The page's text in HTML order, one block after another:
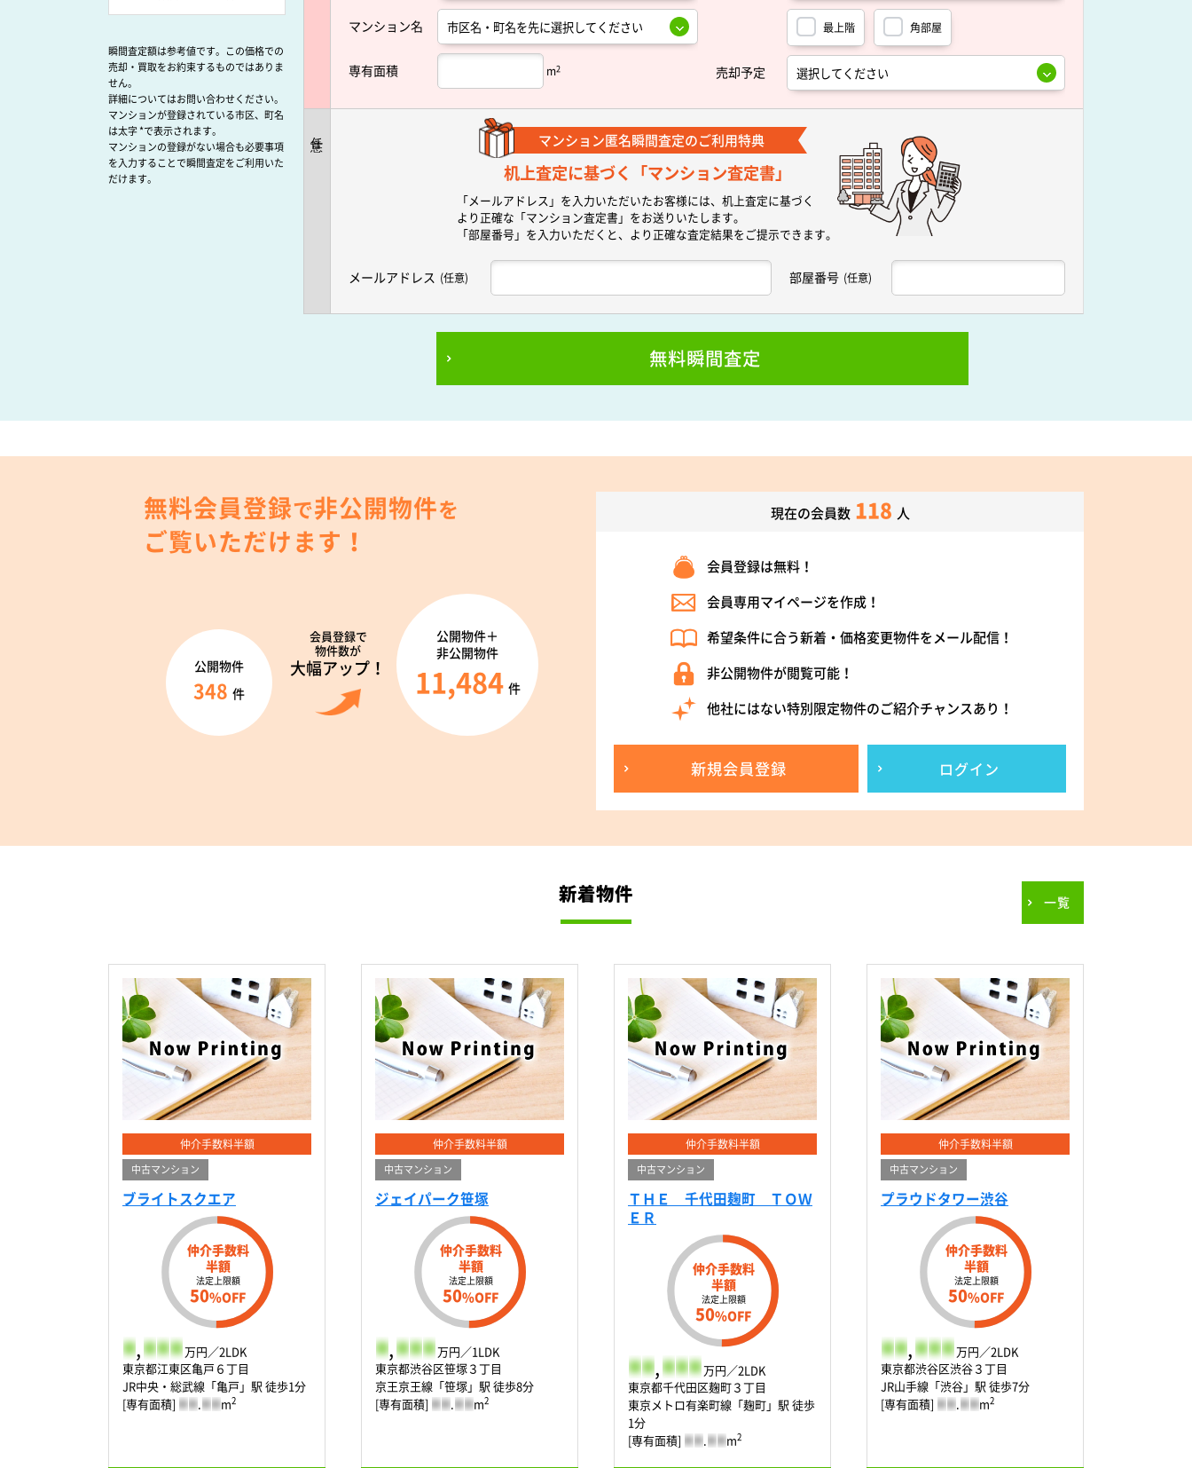
マンション名
専有面積 m2
最上階 角部屋
売却予定
マンション匿名瞬間査定のご利用特典
机上査定に基づく 「マンション査定書」
「メールアドレス」を入力いただいたお客様には、机上査定に基づく
より正確な 「マンション査定書」 をお送りいたします。
「部屋番号」を入力いただくと、より正確な査定結果をご提示できます。
メールアドレス (任意) 部屋番号 (任意)
無料瞬間査定
瞬間査定額は参考値です。この価格での
売却・買取をお約束するものではありま
せん。
詳細についてはお問い合わせください。
マンションが登録されている市区、町名
は太字 *で表示されます。
マンションの登録がない場合も必要事項
を入力することで瞬間査定をご利用いた
だけます。
無料会員登録で非公開物件を
ご覧いただけます！
会員登録で
物件数が
大幅アップ！
公開物件
348 件
公開物件＋
非公開物件
11,484 件
現在の会員数 118 人
会員登録は無料！
会員専用マイページを作成！
希望条件に合う新着・価格変更物件をメール配信！
非公開物件が閲覧可能！
他社にはない特別限定物件のご紹介チャンスあり！
新規会員登録 ログイン
新着物件 一覧
仲介手数料半額
中古マンション
ブライトスクエア
仲介手数料
半額
法定上限額
50%OFF
- ,- - - 万円／2LDK
東京都江東区亀戸６丁目
JR中央・総武線「亀戸」駅 徒歩1分
[専有面積] - - .- - m2
仲介手数料半額
中古マンション
ジェイパーク笹塚
仲介手数料
半額
法定上限額
50%OFF
- ,- - - 万円／1LDK
東京都渋谷区笹塚３丁目
京王京王線「笹塚」駅 徒歩8分
[専有面積] - - .- - m2
仲介手数料半額
中古マンション
ＴＨＥ 千代田麹町 ＴＯＷ
ＥＲ
仲介手数料
半額
法定上限額
50%OFF
- - ,- - - 万円／2LDK
東京都千代田区麹町３丁目
東京メトロ有楽町線「麹町」駅 徒歩
1分
[専有面積] - - .- - m2
仲介手数料半額
中古マンション
プラウドタワー渋谷
仲介手数料
半額
法定上限額
50%OFF
- - ,- - - 万円／2LDK
東京都渋谷区渋谷３丁目
JR山手線「渋谷」駅 徒歩7分
[専有面積] - - .- - m2